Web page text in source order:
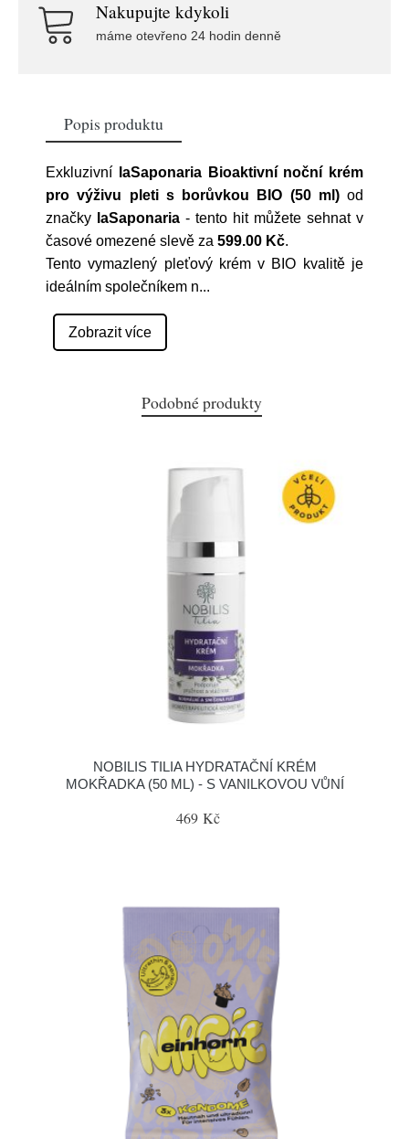
Nakupujte kdykoli
máme otevřeno 24 hodin denně
Popis produktu
Exkluzivní
laSaponaria Bioaktivní noční krém
pro výživu pleti s borůvkou BIO (50 ml)od
značky laSaponaria - tento hit můžete sehnat v
časové omezené slevě za 599.00 Kč.
Tento vymazlený pleťový krém v BIO kvalitě je
ideálním společníkem n...
Zobrazit více
Podobné produkty
NOBILIS TILIA HYDRATAČNÍ KRÉM
MOKŘADKA (50 ML) - S VANILKOVOU VŮNÍ
469 Kč